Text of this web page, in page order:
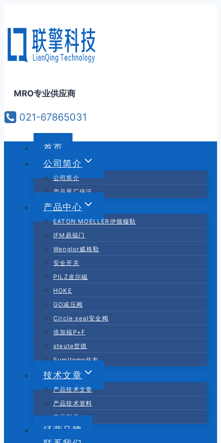
MRO专业供应商
021-67865031
首页
公司简介
公司简介
产品原厂保证
产品中心
EATON MOELLER伊顿穆勒
IFM易福门
Wenglor威格勒
安全开关
PILZ皮尔磁
HOKE
GO减压阀
Circle seal安全阀
倍加福P+F
steute世德
Sumitomo住友
技术文章
产品技术文章
产品技术资料
产品型号
经营品牌